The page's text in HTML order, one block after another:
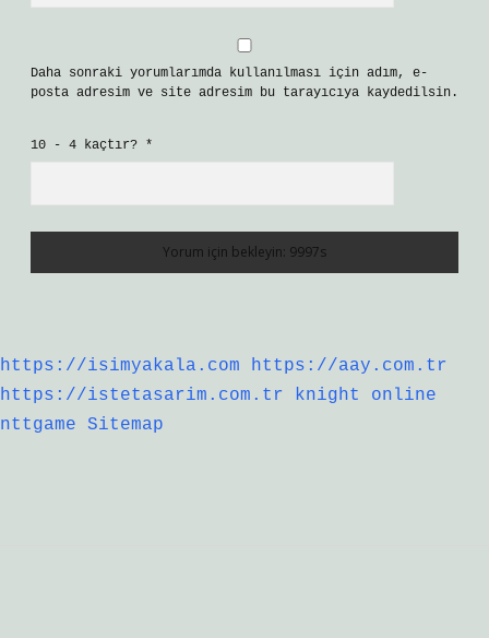
Daha sonraki yorumlarımda kullanılması için adım, e-
posta adresim ve site adresim bu tarayıcıya kaydedilsin.
10 - 4 kaçtır? *
https://isimyakala.com
https://aay.com.tr
https://istetasarim.com.tr
knight online
nttgame
Sitemap